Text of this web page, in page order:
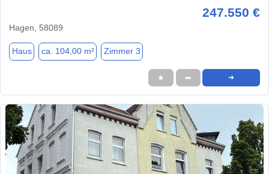
247.550 €
Hagen, 58089
Haus ca. 104,00 m² Zimmer 3
★ ➦ ➜